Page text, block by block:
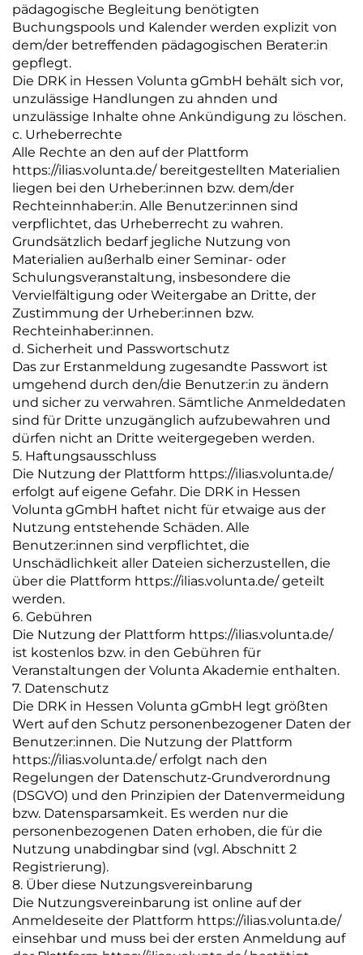
pädagogische Begleitung benötigten
Buchungspools und Kalender werden explizit von
dem/der betreffenden pädagogischen Berater:in
gepflegt.
Die DRK in Hessen Volunta gGmbH behält sich vor,
unzulässige Handlungen zu ahnden und
unzulässige Inhalte ohne Ankündigung zu löschen.
c. Urheberrechte
Alle Rechte an den auf der Plattform
https://ilias.volunta.de/ bereitgestellten Materialien
liegen bei den Urheber:innen bzw. dem/der
Rechteinnhaber:in. Alle Benutzer:innen sind
verpflichtet, das Urheberrecht zu wahren.
Grundsätzlich bedarf jegliche Nutzung von
Materialien außerhalb einer Seminar- oder
Schulungsveranstaltung, insbesondere die
Vervielfältigung oder Weitergabe an Dritte, der
Zustimmung der Urheber:innen bzw.
Rechteinhaber:innen.
d. Sicherheit und Passwortschutz
Das zur Erstanmeldung zugesandte Passwort ist
umgehend durch den/die Benutzer:in zu ändern
und sicher zu verwahren. Sämtliche Anmeldedaten
sind für Dritte unzugänglich aufzubewahren und
dürfen nicht an Dritte weitergegeben werden.
5. Haftungsausschluss
Die Nutzung der Plattform https://ilias.volunta.de/
erfolgt auf eigene Gefahr. Die DRK in Hessen
Volunta gGmbH haftet nicht für etwaige aus der
Nutzung entstehende Schäden. Alle
Benutzer:innen sind verpflichtet, die
Unschädlichkeit aller Dateien sicherzustellen, die
über die Plattform https://ilias.volunta.de/ geteilt
werden.
6. Gebühren
Die Nutzung der Plattform https://ilias.volunta.de/
ist kostenlos bzw. in den Gebühren für
Veranstaltungen der Volunta Akademie enthalten.
7. Datenschutz
Die DRK in Hessen Volunta gGmbH legt größten
Wert auf den Schutz personenbezogener Daten der
Benutzer:innen. Die Nutzung der Plattform
https://ilias.volunta.de/ erfolgt nach den
Regelungen der Datenschutz-Grundverordnung
(DSGVO) und den Prinzipien der Datenvermeidung
bzw. Datensparsamkeit. Es werden nur die
personenbezogenen Daten erhoben, die für die
Nutzung unabdingbar sind (vgl. Abschnitt 2
Registrierung).
8. Über diese Nutzungsvereinbarung
Die Nutzungsvereinbarung ist online auf der
Anmeldeseite der Plattform https://ilias.volunta.de/
einsehbar und muss bei der ersten Anmeldung auf